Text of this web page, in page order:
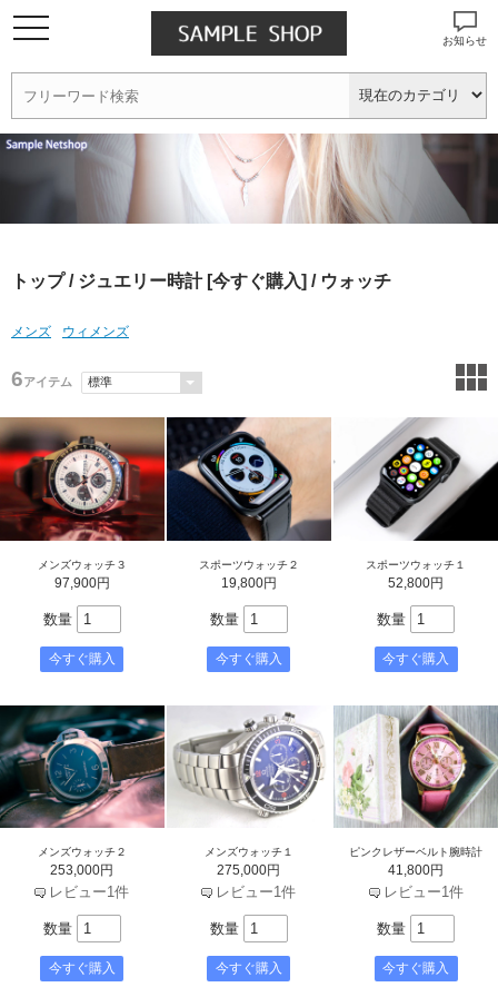
お知らせ
トップ/ ジュエリー時計 [今すぐ購入] / ウォッチ
メンズ ウィメンズ
6アイテム
メンズウォッチ３
97,900円
数量
スポーツウォッチ２
19,800円
数量
スポーツウォッチ１
52,800円
数量
メンズウォッチ２
253,000円
レビュー1件
数量
メンズウォッチ１
275,000円
レビュー1件
数量
ピンクレザーベルト腕時計
41,800円
レビュー1件
数量